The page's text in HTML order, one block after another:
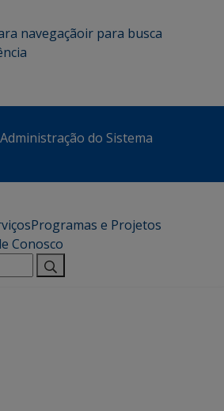
navegaçãoir para busca
do Sistema
Programas e Projetos
Conosco